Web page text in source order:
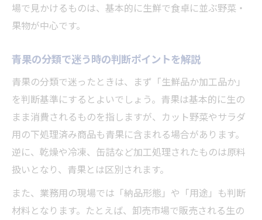
会話で使える青果の分類知識の整理術
青果の基準を使い分けるためのポイント
青果の知識が日常や取引にどう活きるか
場で見かけるものは、基本的に生鮮で食卓に並ぶ野菜・
果物が中心です。
青果の分類で迷う時の判断ポイントを解説
青果の分類で迷ったときは、まず「生鮮品か加工品か」
を判断基準にするとよいでしょう。青果は基本的に生の
まま消費されるものを指しますが、カット野菜やサラダ
用の下処理済み商品も青果に含まれる場合があります。
逆に、乾燥や冷凍、缶詰など加工処理されたものは原料
扱いとなり、青果とは区別されます。
また、業務用の現場では「納品形態」や「用途」も判断
材料となります。たとえば、卸売市場で販売される生の